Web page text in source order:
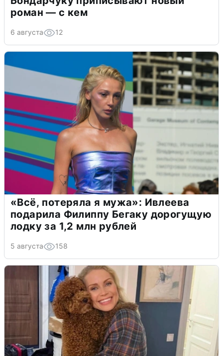
роман — с кем
6 августа 12
«Всё, потеряла я мужа»: Ивлеева
подарила Филиппу Бегаку дорогущую
лодку за 1,2 млн рублей
5 августа 158